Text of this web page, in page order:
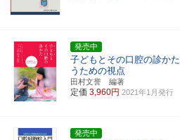
発売中
子どもとその口腔の診かた
うための視点
田村文誉 編著
定価 3,960円 2021年1月発行
発売中